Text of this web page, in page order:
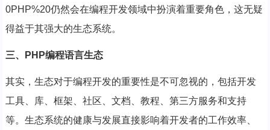
0PHP%20仍然会在编程开发领域中扮演着重要角色，这无疑
得益于其强大的生态系统。
三、PHP编程语言生态
其实，生态对于编程开发的重要性是不可忽视的，包括开发
工具、库、框架、社区、文档、教程、第三方服务和支持
等。生态系统的健康与发展直接影响着开发者的工作效率、